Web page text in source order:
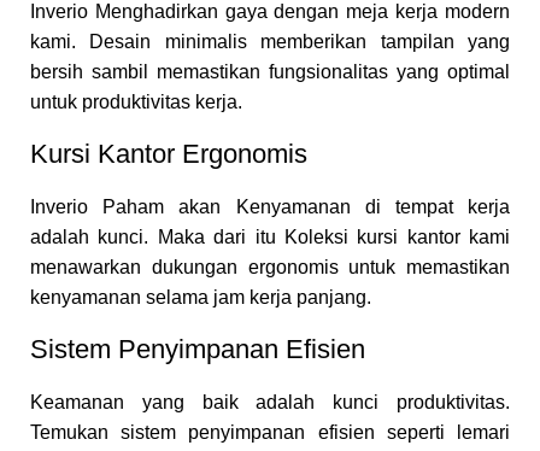
Inverio Menghadirkan gaya dengan meja kerja modern
kami. Desain minimalis memberikan tampilan yang
bersih sambil memastikan fungsionalitas yang optimal
untuk produktivitas kerja.
Kursi Kantor Ergonomis
Inverio Paham akan Kenyamanan di tempat kerja
adalah kunci. Maka dari itu Koleksi kursi kantor kami
menawarkan dukungan ergonomis untuk memastikan
kenyamanan selama jam kerja panjang.
Sistem Penyimpanan Efisien
Keamanan yang baik adalah kunci produktivitas.
Temukan sistem penyimpanan efisien seperti lemari